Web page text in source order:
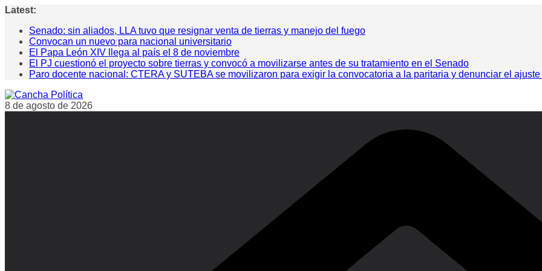
Saltar
contenido
Latest:
Senado: sin aliados, LLA tuvo que resignar venta de tierras y manejo del fuego
Convocan un nuevo para nacional universitario
El Papa León XIV llega al país el 8 de noviembre
El PJ cuestionó el proyecto sobre tierras y convocó a movilizarse antes de su tratamiento en el Senado
Paro docente nacional: CTERA y SUTEBA se movilizaron para exigir la convocatoria a la paritaria y denunciar el
8 de agosto de 2026